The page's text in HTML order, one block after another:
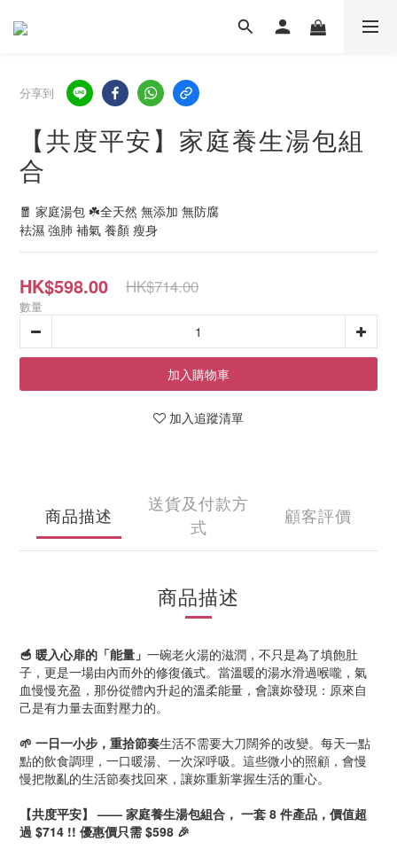
分享到
【共度平安】家庭養生湯包組
合
🧧 家庭湯包 ☘️全天然 無添加 無防腐
袪濕 強肺 補氣 養顏 瘦身
HK$598.00 HK$714.00
數量
加入購物車
加入追蹤清單
商品描述
送貨及付款方
式
顧客評價
商品描述
🥣 暖入心扉的「能量」 一碗老火湯的滋潤，不只是為了填飽肚
子，更是一場由內而外的修復儀式。當溫暖的湯水滑過喉嚨，氣
血慢慢充盈，那份從體內升起的溫柔能量，會讓妳發現：原來自
己是有力量去面對壓力的。
🌱 一日一小步，重拾節奏生活不需要大刀闊斧的改變。每天一點
點的飲食調理，一口暖湯、一次深呼吸。這些微小的照顧，會慢
慢把散亂的生活節奏找回來，讓妳重新掌握生活的重心。
【共度平安】 —— 家庭養生湯包組合， 一套 8 件產品，價值超
過 $714 !! 優惠價只需 $598 🎉